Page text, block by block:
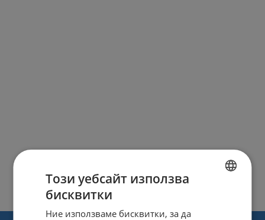
Този уебсайт използва
бисквитки
Ние използваме бисквитки, за да